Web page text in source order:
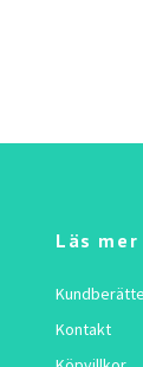
Läs mer
Kontakt